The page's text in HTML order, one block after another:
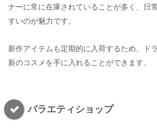
ナーに常に在庫されていることが多く、日
すいのが魅力です。
新作アイテムも定期的に入荷するため、ド
新のコスメを手に入れることができます。
バラエティショップ